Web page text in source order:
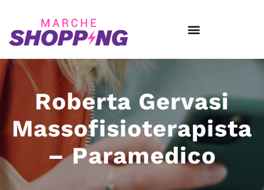
Roberta Gervasi
Massofisioterapista
– Paramedico